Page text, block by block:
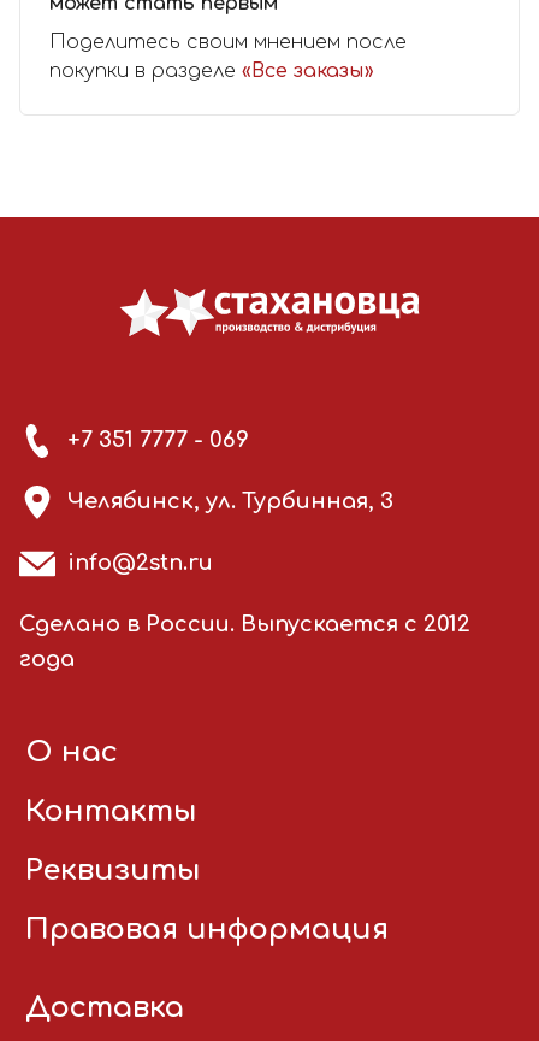
Поделитесь своим мнением после
покупки в разделе «Все заказы»
+7 351 7777 - 069
Челябинск, ул. Турбинная, 3
info@2stn.ru
Сделано в России. Выпускается с 2012
года
О нас
Контакты
Реквизиты
Правовая информация
Доставка